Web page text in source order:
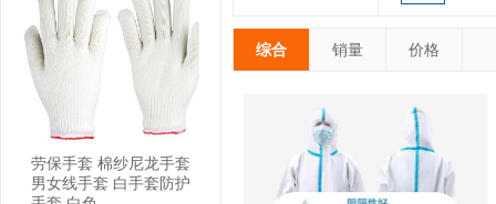
劳保手套 棉纱尼龙手套
男女线手套 白手套防护
综合 销量 价格